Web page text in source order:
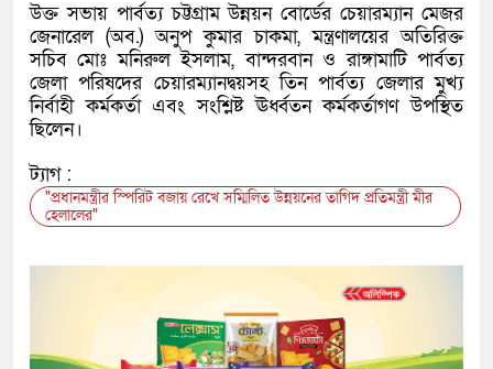
উক্ত সভায় পার্বত্য চট্টগ্রাম উন্নয়ন বোর্ডের চেয়ারম্যান মেজর
জেনারেল (অব.) অনুপ কুমার চাকমা, মন্ত্রণালয়ের অতিরিক্ত
সচিব মোঃ মনিরুল ইসলাম, বান্দরবান ও রাঙ্গামাটি পার্বত্য
জেলা পরিষদের চেয়ারম্যানদ্বয়সহ তিন পার্বত্য জেলার মুখ্য
নির্বাহী কর্মকর্তা এবং সংশ্লিষ্ট ঊর্ধ্বতন কর্মকর্তাগণ উপস্থিত
ছিলেন।
ট্যাগ :
"প্রধানমন্ত্রীর স্পিরিট বজায় রেখে সম্মিলিত উন্নয়নের তাগিদ প্রতিমন্ত্রী মীর
হেলালের"